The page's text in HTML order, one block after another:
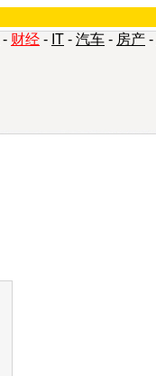
- 财经 - IT - 汽车 - 房产 -